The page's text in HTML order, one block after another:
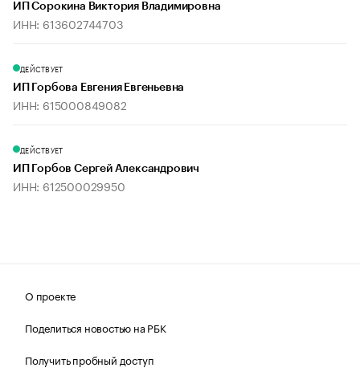
ИП Сорокина Виктория Владимировна
ИНН: 613602744703
ДЕЙСТВУЕТ
ИП Горбова Евгения Евгеньевна
ИНН: 615000849082
ДЕЙСТВУЕТ
ИП Горбов Сергей Александрович
ИНН: 612500029950
О проекте
Поделиться новостью на РБК
Получить пробный доступ